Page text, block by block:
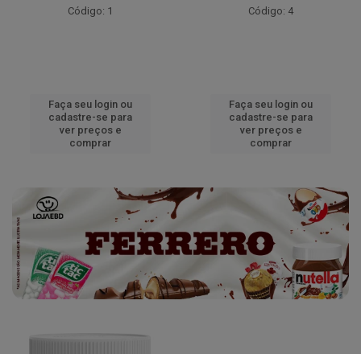
Código: 1
Faça seu login ou
cadastre-se para
ver preços e
comprar
Código: 4
Faça seu login ou
cadastre-se para
ver preços e
comprar